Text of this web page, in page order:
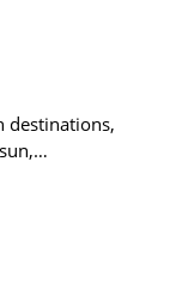
destinations,